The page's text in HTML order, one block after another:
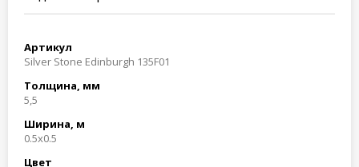
Артикул
Silver Stone Edinburgh 135F01
Толщина, мм
5,5
Ширина, м
0.5x0.5
Цвет